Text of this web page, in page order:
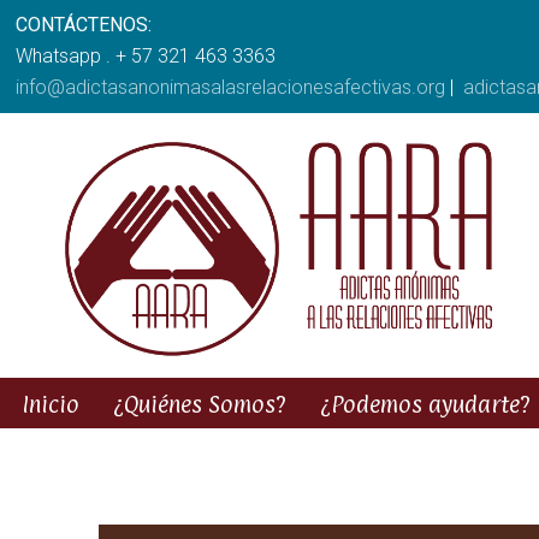
CONTÁCTENOS:
Whatsapp . + 57 321 463 3363
info@adictasanonimasalasrelacionesafectivas.org |
Inicio ¿Quiénes Somos? ¿Podemos ayudarte?